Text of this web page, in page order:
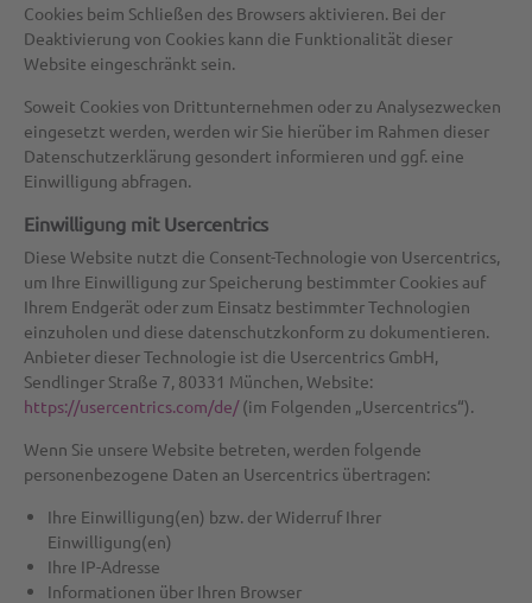
Cookies beim Schließen des Browsers aktivieren. Bei der
Deaktivierung von Cookies kann die Funktionalität dieser
Website eingeschränkt sein.
Soweit Cookies von Drittunternehmen oder zu Analysezwecken
eingesetzt werden, werden wir Sie hierüber im Rahmen dieser
Datenschutzerklärung gesondert informieren und ggf. eine
Einwilligung abfragen.
Einwilligung mit Usercentrics
Diese Website nutzt die Consent-Technologie von Usercentrics,
um Ihre Einwilligung zur Speicherung bestimmter Cookies auf
Ihrem Endgerät oder zum Einsatz bestimmter Technologien
einzuholen und diese datenschutzkonform zu dokumentieren.
Anbieter dieser Technologie ist die Usercentrics GmbH,
Sendlinger Straße 7, 80331 München, Website:
https://usercentrics.com/de/(im Folgenden „Usercentrics“).
Wenn Sie unsere Website betreten, werden folgende
personenbezogene Daten an Usercentrics übertragen:
Ihre Einwilligung(en) bzw. der Widerruf Ihrer
Einwilligung(en)
Ihre IP-Adresse
Informationen über Ihren Browser